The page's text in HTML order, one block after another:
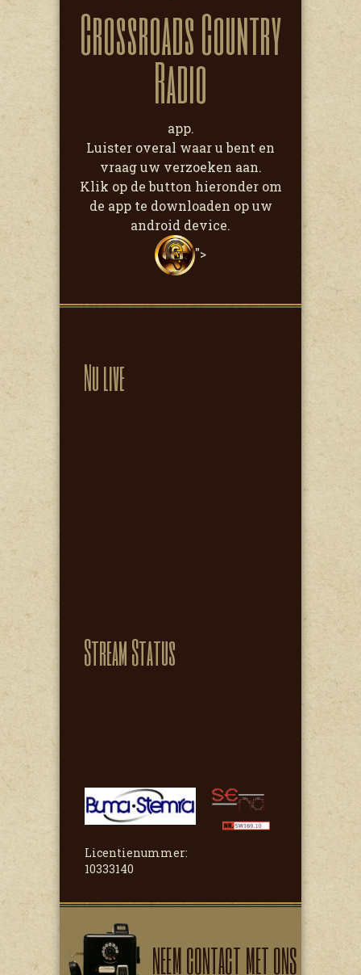
Crossroads Country
Radio
app.
Luister overal waar u bent en
vraag uw verzoeken aan.
Klik op de button hieronder om
de app te downloaden op uw
android device.
">
Nu live
Stream Status
Licentienummer:
10333140
NEEM CONTACT MET ONS